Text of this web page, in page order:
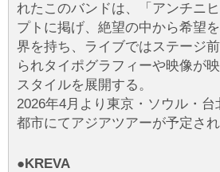
れたこのバンドは、「アンチニ
プトに掲げ、絶望の中から希望
界を持ち、ライブではステージ
られタイポグラフィーや映像が
スタイルを展開する。
2026年4月より東京・ソウル・
都市にてアジアツアーが予定され
●KREVA